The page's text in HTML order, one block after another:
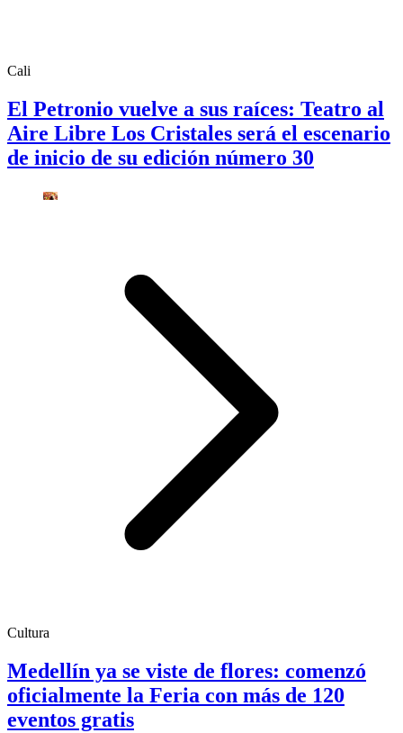
Cali
El Petronio vuelve a sus raíces: Teatro al
Aire Libre Los Cristales será el escenario
de inicio de su edición número 30
Cultura
Medellín ya se viste de flores: comenzó
oficialmente la Feria con más de 120
eventos gratis